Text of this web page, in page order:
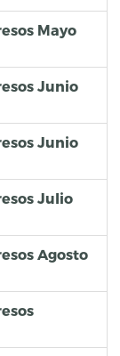
Mayo
Junio
Junio
Julio
Agosto